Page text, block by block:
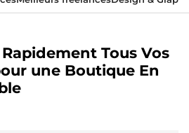
Tous Vos
une Boutique En